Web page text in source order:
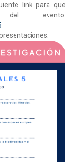
link para que
evento: